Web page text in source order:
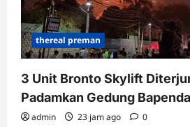
thereal preman
3 Unit Bronto Skylift
Padamkan Gedung
admin 23 jam ago 0